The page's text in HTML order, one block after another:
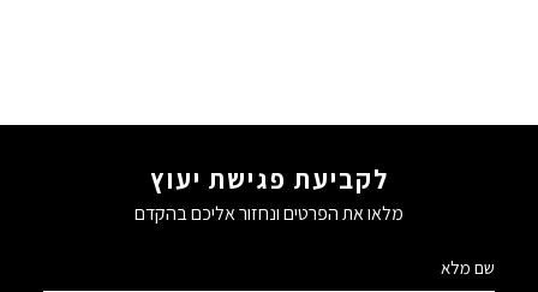
לקביעת פגישת יעוץ
מלאו את הפרטים ונחזור אליכם בהקדם
שם מלא